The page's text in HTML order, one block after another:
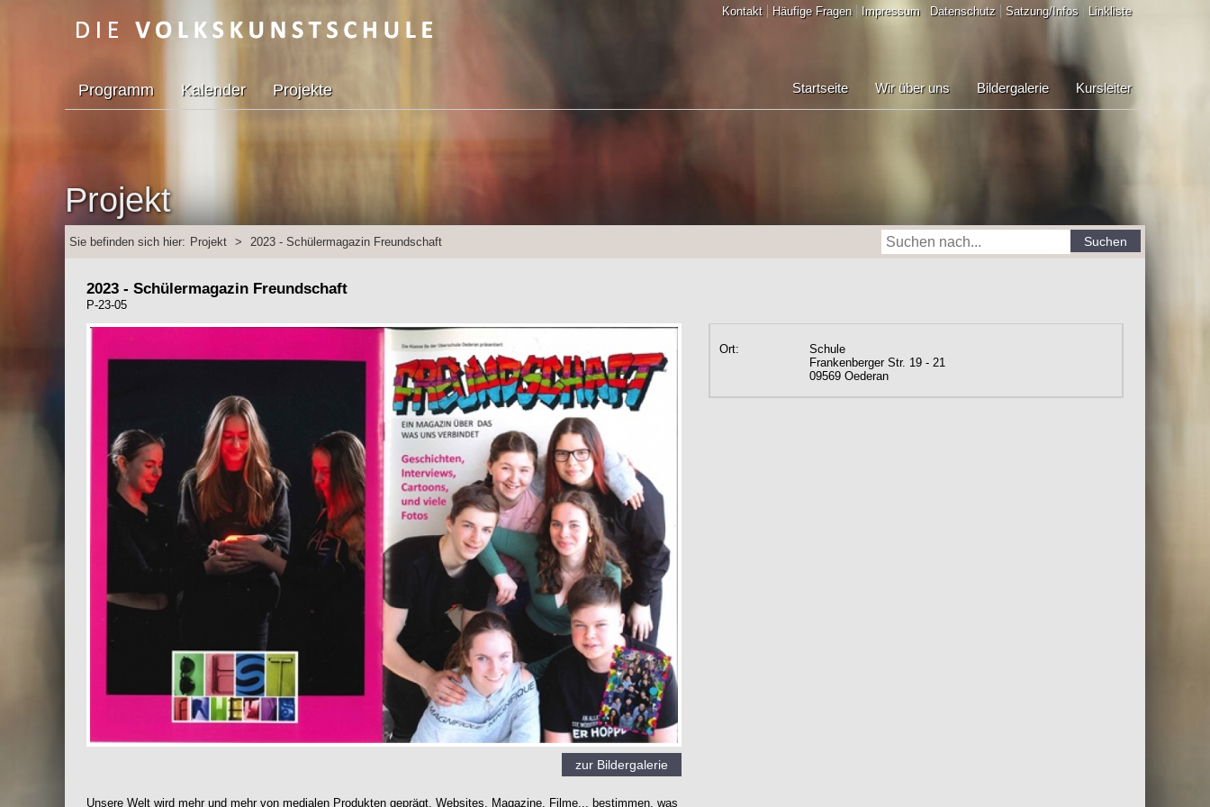
Kontakt Häufige Fragen Impressum Datenschutz Satzung/Infos Linkliste
Programm Kalender Projekte Kursleiter
Bildergalerie
Wir über uns
Startseite
Projekt
Sie befinden sich hier: Projekt > 2023 - Schülermagazin Freundschaft Suchen
2023 - Schülermagazin Freundschaft
P-23-05
zur Bildergalerie
Unsere Welt wird mehr und mehr von medialen Produkten geprägt. Websites, Magazine, Filme... bestimmen, was
Ort:
Schule
Frankenberger Str. 19 - 21
09569 Oederan